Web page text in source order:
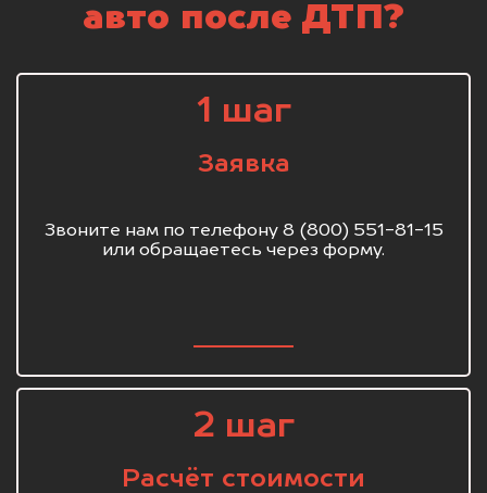
авто после ДТП?
1 шаг
Заявка
Звоните нам по телефону 8 (800) 551-81-15
или обращаетесь через форму.
2 шаг
Расчёт стоимости